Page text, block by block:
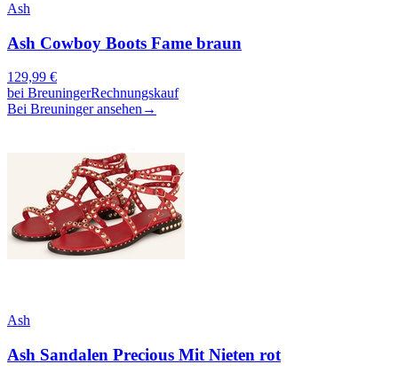
Ash
Ash Cowboy Boots Fame braun
129,99 €
bei BreuningerRechnungskauf
Bei Breuninger ansehen→
Ash
Ash Sandalen Precious Mit Nieten rot